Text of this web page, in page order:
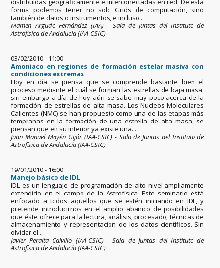
distribuidas geográficamente e interconectadas en red. De esta
forma podemos tener no solo Grids de computación, sino
también de datos o instrumentos, e incluso...
Mamen Argudo Fernández (IAA) - Sala de Juntas del Instituto de
Astrofísica de Andalucía (IAA-CSIC)
03/02/2010 - 11:00
Amoniaco en regiones de formación estelar masiva con
condiciones extremas
Hoy en día se piensa que se comprende bastante bien el
proceso mediante el cuál se forman las estrellas de baja masa,
sin embargo a día de hoy aún se sabe muy poco acerca de la
formación de estrellas de alta masa. Los Nucleos Moleculares
Calientes (NMC) se han propuesto como una de las etapas más
tempranas en la formación de una estrella de alta masa, se
piensan que en su interior ya existe una...
Juan Manuel Mayén Gijón (IAA-CSIC) - Sala de Juntas del Instituto de
Astrofísica de Andalucía (IAA-CSIC)
19/01/2010 - 16:00
Manejo básico de IDL
IDL es un lenguaje de programación de alto nivel ampliamente
extendido en el campo de la Astrofísica. Este seminario está
enfocado a todos aquellos que se estén iniciando en IDL, y
pretende introducirnos en el amplio abanico de posibilidades
que éste ofrece para la lectura, análisis, procesado, técnicas de
almacenamiento y representación de los datos científicos. Sin
olvidar el...
Javier Peralta Calvillo (IAA-CSIC) - Sala de Juntas del Instituto de
Astrofísica de Andalucía (IAA-CSIC)